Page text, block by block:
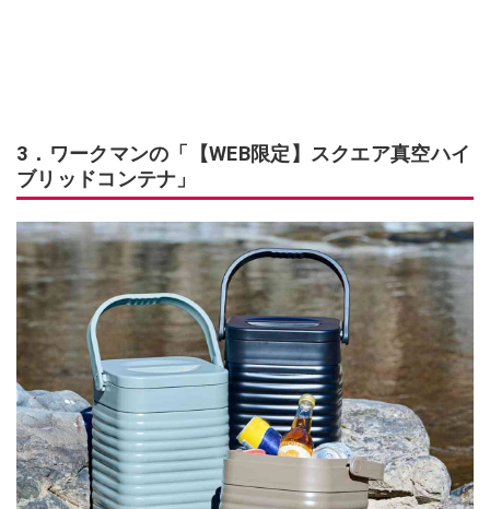
3．ワークマンの「【WEB限定】スクエア真空ハイ
ブリッドコンテナ」